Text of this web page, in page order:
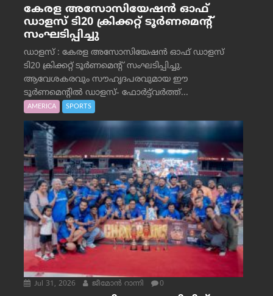
കേരള അസോസിയേഷൻ ഓഫ്
ഡാളസ് ടി20 ക്രിക്കറ്റ് ടൂർണമെന്റ്
സംഘടിപ്പിച്ചു
ഡാളസ് : കേരള അസോസിയേഷൻ ഓഫ് ഡാളസ്
ടി20 ക്രിക്കറ്റ് ടൂർണമെന്റ് സംഘടിപ്പിച്ചു.
ആവേശകരവും സൗഹൃദപരവുമായ ഈ
ടൂർണമെന്റിൽ ഡാളസ്- ഫോർട്ട്‌വര്‍ത്ത്...
AMERICA SPORTS
Jul 31, 2026 ജീമോന്‍ റാന്നി 0